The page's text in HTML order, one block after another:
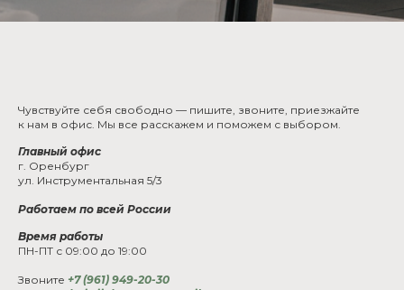
Чувствуйте себя свободно — пишите, звоните, приезжайте
к нам в офис. Мы все расскажем и поможем с выбором.
Главный офис
г. Оренбург
ул. Инструментальная 5/3
Работаем по всей России
Время работы
ПН-ПТ с 09:00 до 19:00
Звоните +7 (961) 949-20-30